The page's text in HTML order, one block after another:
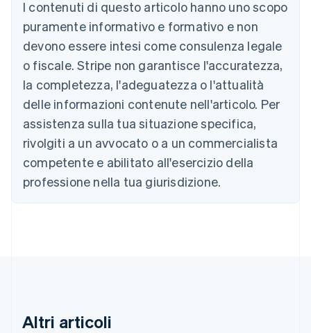
I contenuti di questo articolo hanno uno scopo
puramente informativo e formativo e non
devono essere intesi come consulenza legale
o fiscale. Stripe non garantisce l'accuratezza,
la completezza, l'adeguatezza o l'attualità
delle informazioni contenute nell'articolo. Per
assistenza sulla tua situazione specifica,
rivolgiti a un avvocato o a un commercialista
competente e abilitato all'esercizio della
professione nella tua giurisdizione.
Altri articoli
Deutsch English
Belgio
Nederlands FrançaisDeutschEnglish
PortuguêsEnglish
Bulgaria
English
Canada
English Français
Cina continentale
Cipro
English
English Svenska